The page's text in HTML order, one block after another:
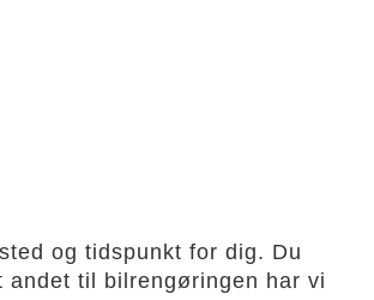
og tidspunkt for dig. Du
til bilrengøringen har vi